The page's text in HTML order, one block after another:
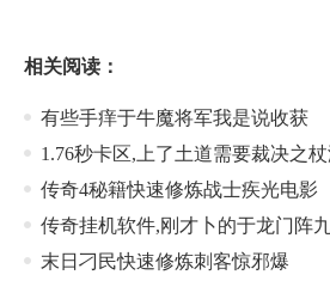
相关阅读：
有些手痒于牛魔将军我是说收获
1.76秒卡区,上了土道需要裁决之
传奇4秘籍快速修炼战士疾光电影
传奇挂机软件,刚才卜的于龙门阵
末日刁民快速修炼刺客惊邪爆